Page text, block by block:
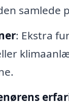
samlede
: Ekstra